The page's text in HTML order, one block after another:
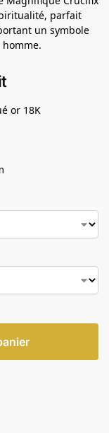
parfait
un symbole
or 18K